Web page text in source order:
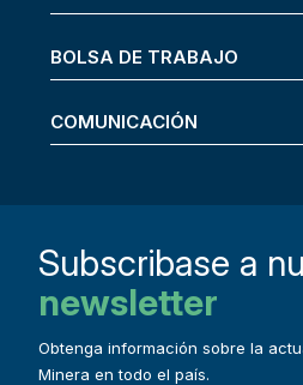
BOLSA DE TRABAJO
COMUNICACIÓN
Subscribase a
newsletter
Obtenga información sobre la
Minera en todo el país.